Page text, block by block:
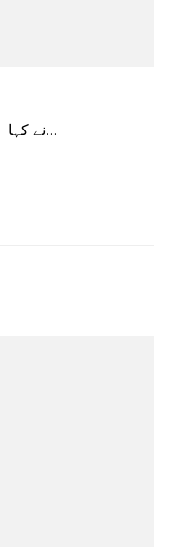
Taoiseach Leo Varadkar نے کہا ہے کہ آئرلینڈ کو \”بے مثال پناہ گزینوں کے بحران\” کا سامنا ہے اور لوگ…